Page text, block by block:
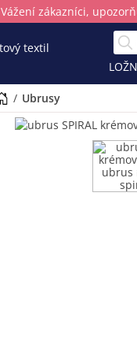
Vážení zákazníci,
/ ubrusy